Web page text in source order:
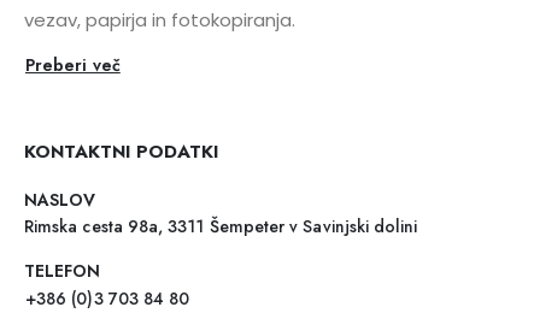
vezav, papirja in fotokopiranja.
Preberi več
KONTAKTNI PODATKI
NASLOV
Rimska cesta 98a, 3311 Šempeter v Savinjski dolini
TELEFON
+386 (0)3 703 84 80